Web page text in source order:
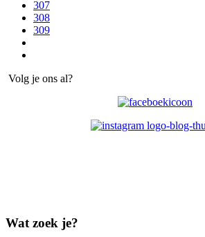
307
308
309
Volg je ons al?
Wat zoek je?